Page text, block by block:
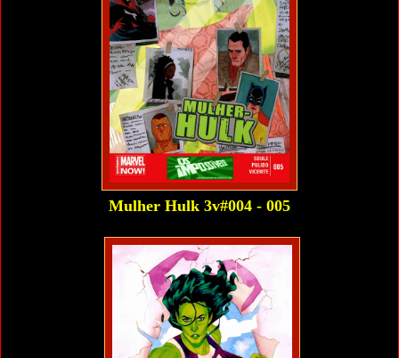
Mulher Hulk 3v#004 - 005